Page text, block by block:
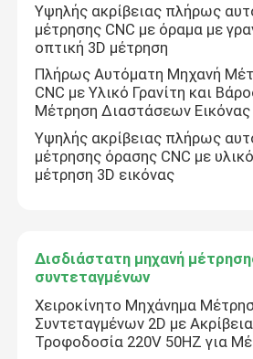
Υψηλής ακρίβειας πλήρως
μέτρησης CNC με όραμα με
οπτική 3D μέτρηση
Πλήρως Αυτόματη Μηχανή
CNC με Υλικό Γρανίτη και
Μέτρηση Διαστάσεων Εικόνας
Υψηλής ακρίβειας πλήρως
μέτρησης όρασης CNC με
μέτρηση 3D εικόνας
Δισδιάστατη μηχανή
συντεταγμένων
Χειροκίνητο Μηχάνημα
Συντεταγμένων 2D με
Τροφοδοσία 220V 50HZ για